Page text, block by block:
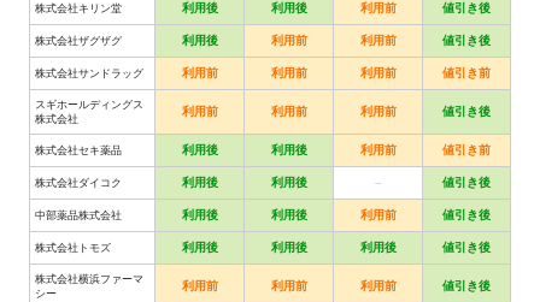
株式会社キリン堂 利用後 利用後 利用前 値引き後
株式会社ザグザグ 利用後 利用前 利用前 値引き後
株式会社サンドラッグ 利用前 利用前 利用前 値引き前
スギホールディングス
株式会社
利用前 利用前 利用前 値引き後
株式会社セキ薬品 利用後 利用後 利用前 値引き前
株式会社ダイコク 利用後 利用後 – 値引き後
中部薬品株式会社 利用後 利用後 利用前 値引き後
株式会社トモズ 利用後 利用後 利用後 値引き後
株式会社横浜ファーマ
シー
利用前 利用前 利用前 値引き後